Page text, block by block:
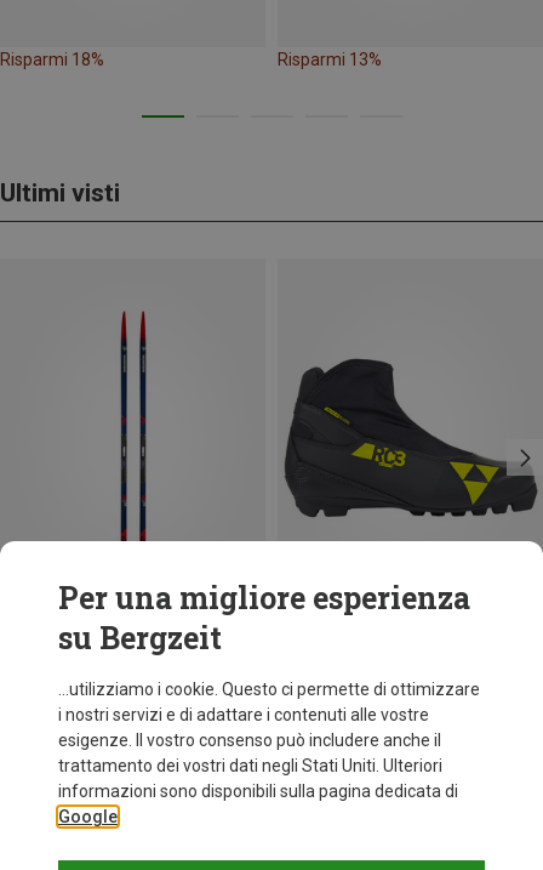
Risparmi 18% Risparmi 13%
Ultimi visti
Risparmi 44%
Per una migliore esperienza
su Bergzeit
...utilizziamo i cookie. Questo ci permette di ottimizzare
i nostri servizi e di adattare i contenuti alle vostre
esigenze. Il vostro consenso può includere anche il
trattamento dei vostri dati negli Stati Uniti. Ulteriori
informazioni sono disponibili sulla pagina dedicata di
Google